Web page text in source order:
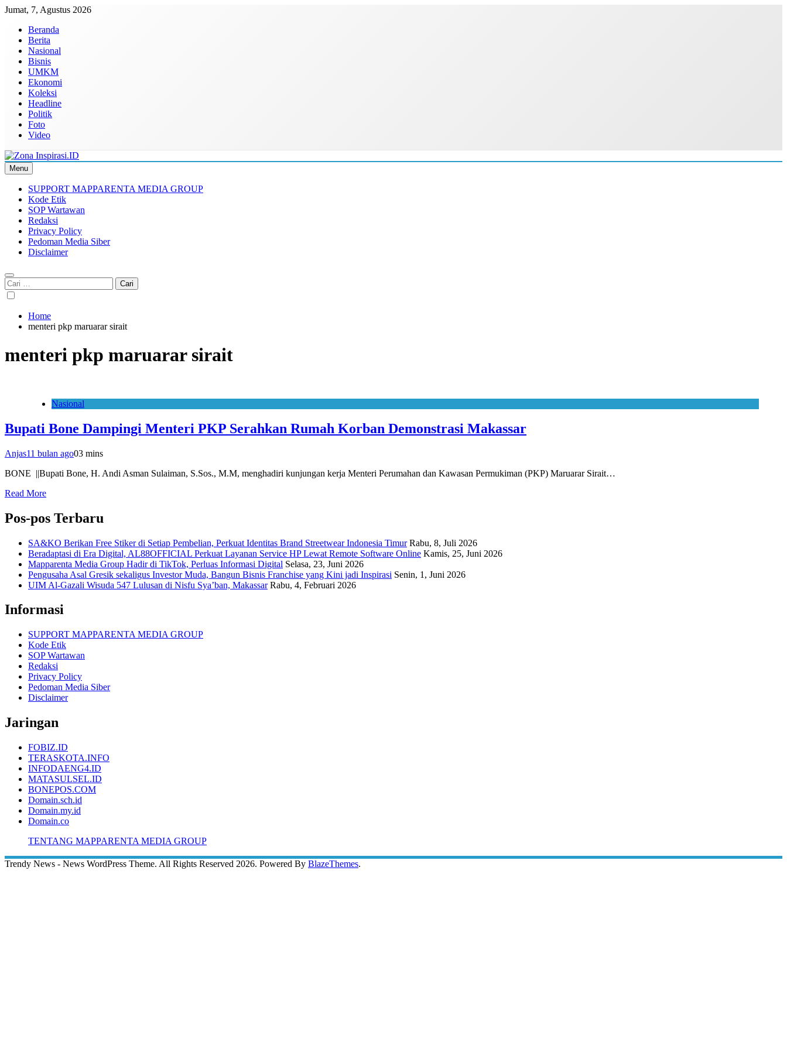
Skip
content
Jumat, 7, Agustus 2026
Beranda
Berita
Nasional
Bisnis
UMKM
Ekonomi
Koleksi
Headline
Politik
Foto
Video
Zona Inspirasi.ID
Bersama Membangun Semangat Baru
Menu
SUPPORT MAPPARENTA MEDIA GROUP
Kode Etik
SOP Wartawan
Redaksi
Privacy Policy
Pedoman Media Siber
Disclaimer
Cari
untuk:
Home
menteri pkp maruarar sirait
menteri pkp maruarar sirait
Nasional
Bupati Bone Dampingi Menteri PKP Serahkan Rumah Korban Demonstrasi Makassar
Anjas11 bulan ago03 mins
BONE ||Bupati Bone, H. Andi Asman Sulaiman, S.Sos., M.M, menghadiri kunjungan kerja Menteri Perumahan dan Kawasan Permukiman (PKP) Maruarar Sirait…
Read More
Pos-pos Terbaru
SA&KO Berikan Free Stiker di Setiap Pembelian, Perkuat Identitas Brand Streetwear Indonesia Timur Rabu, 8, Juli 2026
Beradaptasi di Era Digital, AL88OFFICIAL Perkuat Layanan Service HP Lewat Remote Software Online Kamis, 25, Juni 2026
Mapparenta Media Group Hadir di TikTok, Perluas Informasi Digital Selasa, 23, Juni 2026
Pengusaha Asal Gresik sekaligus Investor Muda, Bangun Bisnis Franchise yang Kini jadi Inspirasi Senin, 1, Juni 2026
UIM Al-Gazali Wisuda 547 Lulusan di Nisfu Sya’ban, Makassar Rabu, 4, Februari 2026
Informasi
SUPPORT MAPPARENTA MEDIA GROUP
Kode Etik
SOP Wartawan
Redaksi
Privacy Policy
Pedoman Media Siber
Disclaimer
Jaringan
FOBIZ.ID
TERASKOTA.INFO
INFODAENG4.ID
MATASULSEL.ID
BONEPOS.COM
Domain.sch.id
Domain.my.id
Domain.co
TENTANG MAPPARENTA MEDIA GROUP
Trendy News - News WordPress Theme. All Rights Reserved 2026. Powered By BlazeThemes.